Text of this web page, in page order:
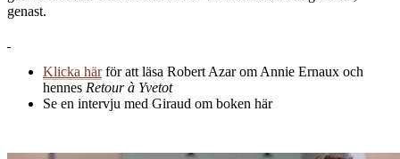
genast.
Klicka härför att läsa Robert Azar om Annie Ernaux och
hennes Retour à Yvetot
Se en intervju med Giraud om boken här